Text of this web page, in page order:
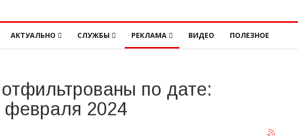
АКТУАЛЬНО СЛУЖБЫ РЕКЛАМА ВИДЕО ПОЛЕЗНОЕ
по дате:
февраля 2024